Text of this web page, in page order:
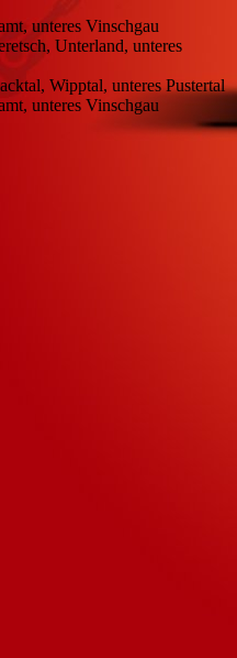
unteres Vinschgau
Unterland, unteres
Wipptal, unteres Pustertal
unteres Vinschgau